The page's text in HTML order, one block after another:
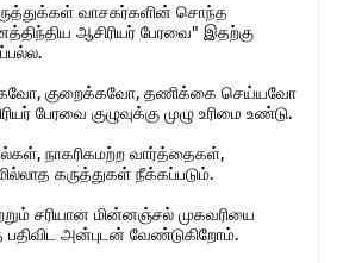
வாசகர்களின் சொந்த
ஆசிரியர் பேரவை" இதற்கு
குறைக்கவோ, தணிக்கை செய்யவோ
பேரவை குழுவுக்கு முழு உரிமை உண்டு.
நாகரிகமற்ற வார்த்தைகள்,
கருத்துகள் நீக்கப்படும்.
சரியான மின்னஞ்சல் முகவரியை
பதிவிட அன்புடன் வேண்டுகிறோம்.